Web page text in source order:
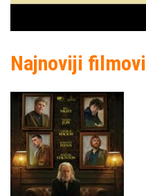
Najnoviji filmovi